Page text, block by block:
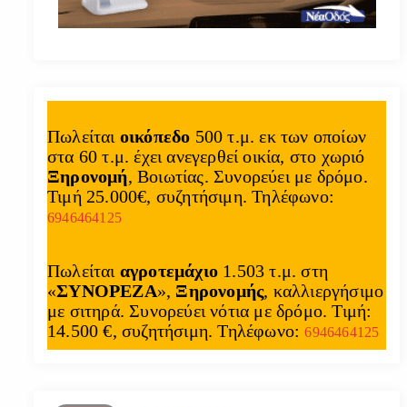
Πωλείται οικόπεδο 500 τ.μ. εκ των οποίων
στα 60 τ.μ. έχει ανεγερθεί οικία, στο χωριό
Ξηρονομή, Βοιωτίας. Συνορεύει με δρόμο.
Τιμή 25.000€, συζητήσιμη. Τηλέφωνο:
6946464125
Πωλείται αγροτεμάχιο 1.503 τ.μ. στη
«ΣΥΝΟΡΕΖΑ», Ξηρονομής, καλλιεργήσιμο
με σιτηρά. Συνορεύει νότια με δρόμο. Τιμή:
14.500 €, συζητήσιμη. Τηλέφωνο:6946464125